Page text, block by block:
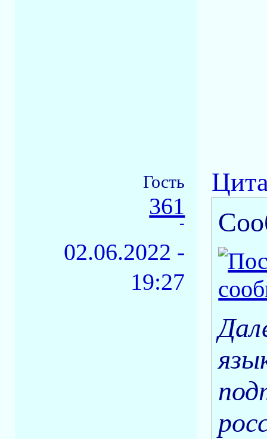
Гость
361
-
02.06.2022 -
19:27